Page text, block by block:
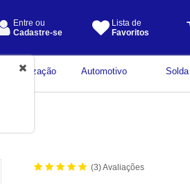
Entre ou
Cadastre-se
Lista de
Favoritos
Organização Automotivo Solda
(3) Avaliações